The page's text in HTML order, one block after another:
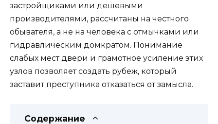
застройщиками или дешевыми
производителями, рассчитаны на честного
обывателя, а не на человека с отмычками или
гидравлическим домкратом. Понимание
слабых мест двери и грамотное усиление этих
узлов позволяет создать рубеж, который
заставит преступника отказаться от замысла.
Содержание